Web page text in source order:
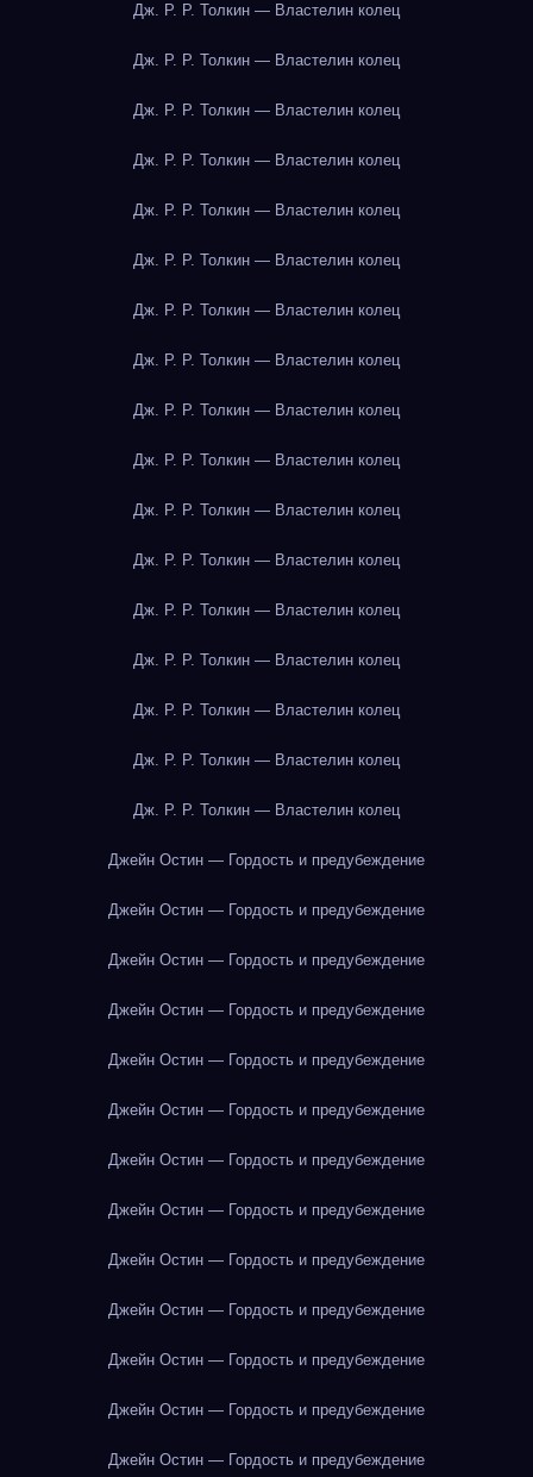
Дж. Р. Р. Толкин — Властелин колец
Дж. Р. Р. Толкин — Властелин колец
Дж. Р. Р. Толкин — Властелин колец
Дж. Р. Р. Толкин — Властелин колец
Дж. Р. Р. Толкин — Властелин колец
Дж. Р. Р. Толкин — Властелин колец
Дж. Р. Р. Толкин — Властелин колец
Дж. Р. Р. Толкин — Властелин колец
Дж. Р. Р. Толкин — Властелин колец
Дж. Р. Р. Толкин — Властелин колец
Дж. Р. Р. Толкин — Властелин колец
Дж. Р. Р. Толкин — Властелин колец
Дж. Р. Р. Толкин — Властелин колец
Дж. Р. Р. Толкин — Властелин колец
Дж. Р. Р. Толкин — Властелин колец
Дж. Р. Р. Толкин — Властелин колец
Дж. Р. Р. Толкин — Властелин колец
Джейн Остин — Гордость и предубеждение
Джейн Остин — Гордость и предубеждение
Джейн Остин — Гордость и предубеждение
Джейн Остин — Гордость и предубеждение
Джейн Остин — Гордость и предубеждение
Джейн Остин — Гордость и предубеждение
Джейн Остин — Гордость и предубеждение
Джейн Остин — Гордость и предубеждение
Джейн Остин — Гордость и предубеждение
Джейн Остин — Гордость и предубеждение
Джейн Остин — Гордость и предубеждение
Джейн Остин — Гордость и предубеждение
Джейн Остин — Гордость и предубеждение